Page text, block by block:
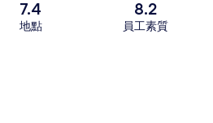
7.4
地點
8.2
員工素質